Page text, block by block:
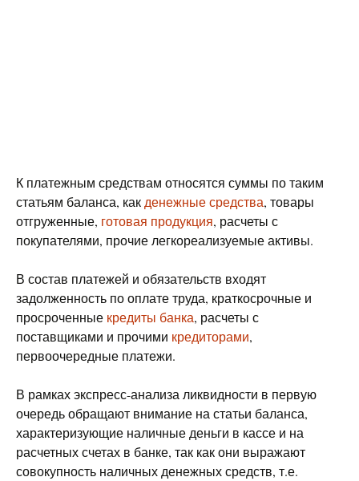
К платежным средствам относятся суммы по таким
статьям баланса, как денежные средства, товары
отгруженные, готовая продукция, расчеты с
покупателями, прочие легкореализуемые активы.
В состав платежей и обязательств входят
задолженность по оплате труда, краткосрочные и
просроченные кредиты банка, расчеты с
поставщиками и прочими кредиторами,
первоочередные платежи.
В рамках экспресс-анализа ликвидности в первую
очередь обращают внимание на статьи баланса,
характеризующие наличные деньги в кассе и на
расчетных счетах в банке, так как они выражают
совокупность наличных денежных средств, т.е.